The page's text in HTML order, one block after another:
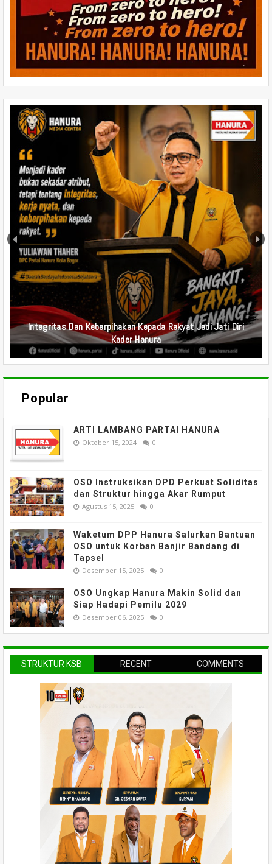
Undangan Rapat Koordinasi Tim Media Sosial DPD Dan DPC
Partai Hanura Se-Indonesia
Popular
ARTI LAMBANG PARTAI HANURA
Oktober 15, 2024 0
OSO Instruksikan DPD Perkuat Soliditas
dan Struktur hingga Akar Rumput
Agustus 15, 2025 0
Waketum DPP Hanura Salurkan Bantuan
OSO untuk Korban Banjir Bandang di
Tapsel
Desember 15, 2025 0
OSO Ungkap Hanura Makin Solid dan
Siap Hadapi Pemilu 2029
Desember 06, 2025 0
STRUKTUR KSB RECENT COMMENTS